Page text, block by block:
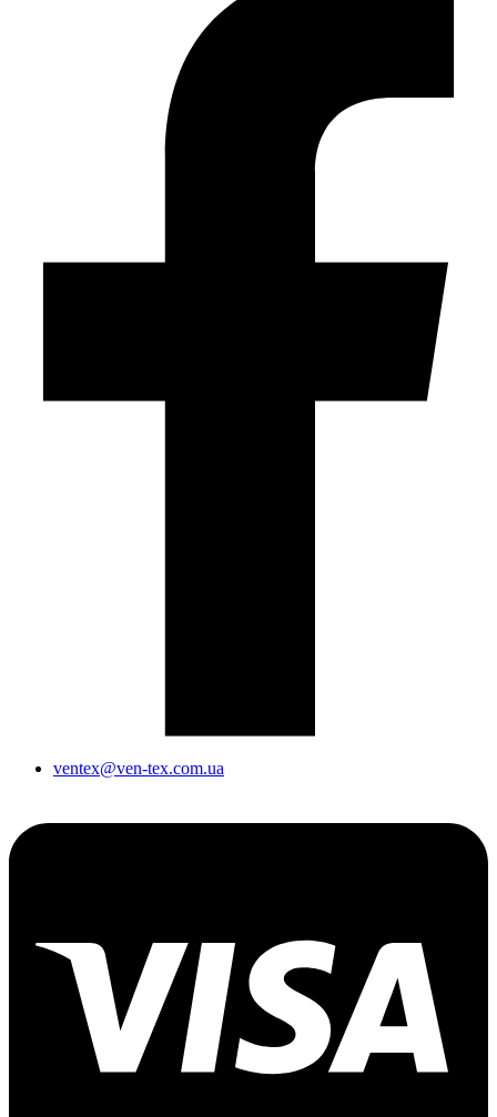
ventex@ven-tex.com.ua